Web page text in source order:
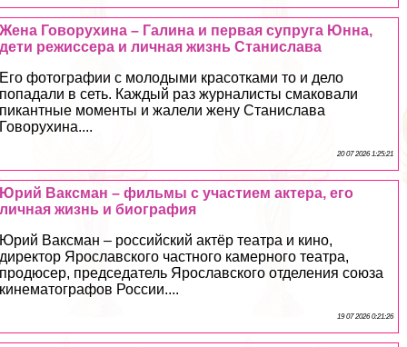
Жена Говорухина – Галина и первая супруга Юнна,
дети режиссера и личная жизнь Станислава
Его фотографии с молодыми красотками то и дело
попадали в сеть. Каждый раз журналисты смаковали
пикантные моменты и жалели жену Станислава
Говорухина....
20 07 2026 1:25:21
Юрий Ваксман – фильмы с участием актера, его
личная жизнь и биография
Юрий Ваксман – российский актёр театра и кино,
директор Ярославского частного камерного театра,
продюсер, председатель Ярославского отделения союза
кинематографов России....
19 07 2026 0:21:26